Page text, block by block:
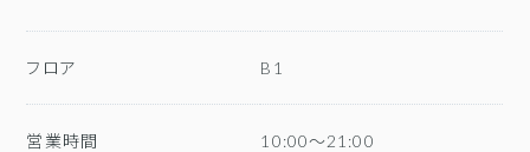
フロア B1
営業時間 10:00～21:00